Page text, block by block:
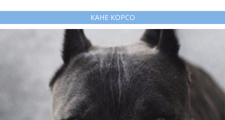
КАНЕ КОРСО